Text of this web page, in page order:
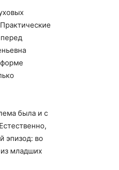
была и с
эпизод: во
из младших